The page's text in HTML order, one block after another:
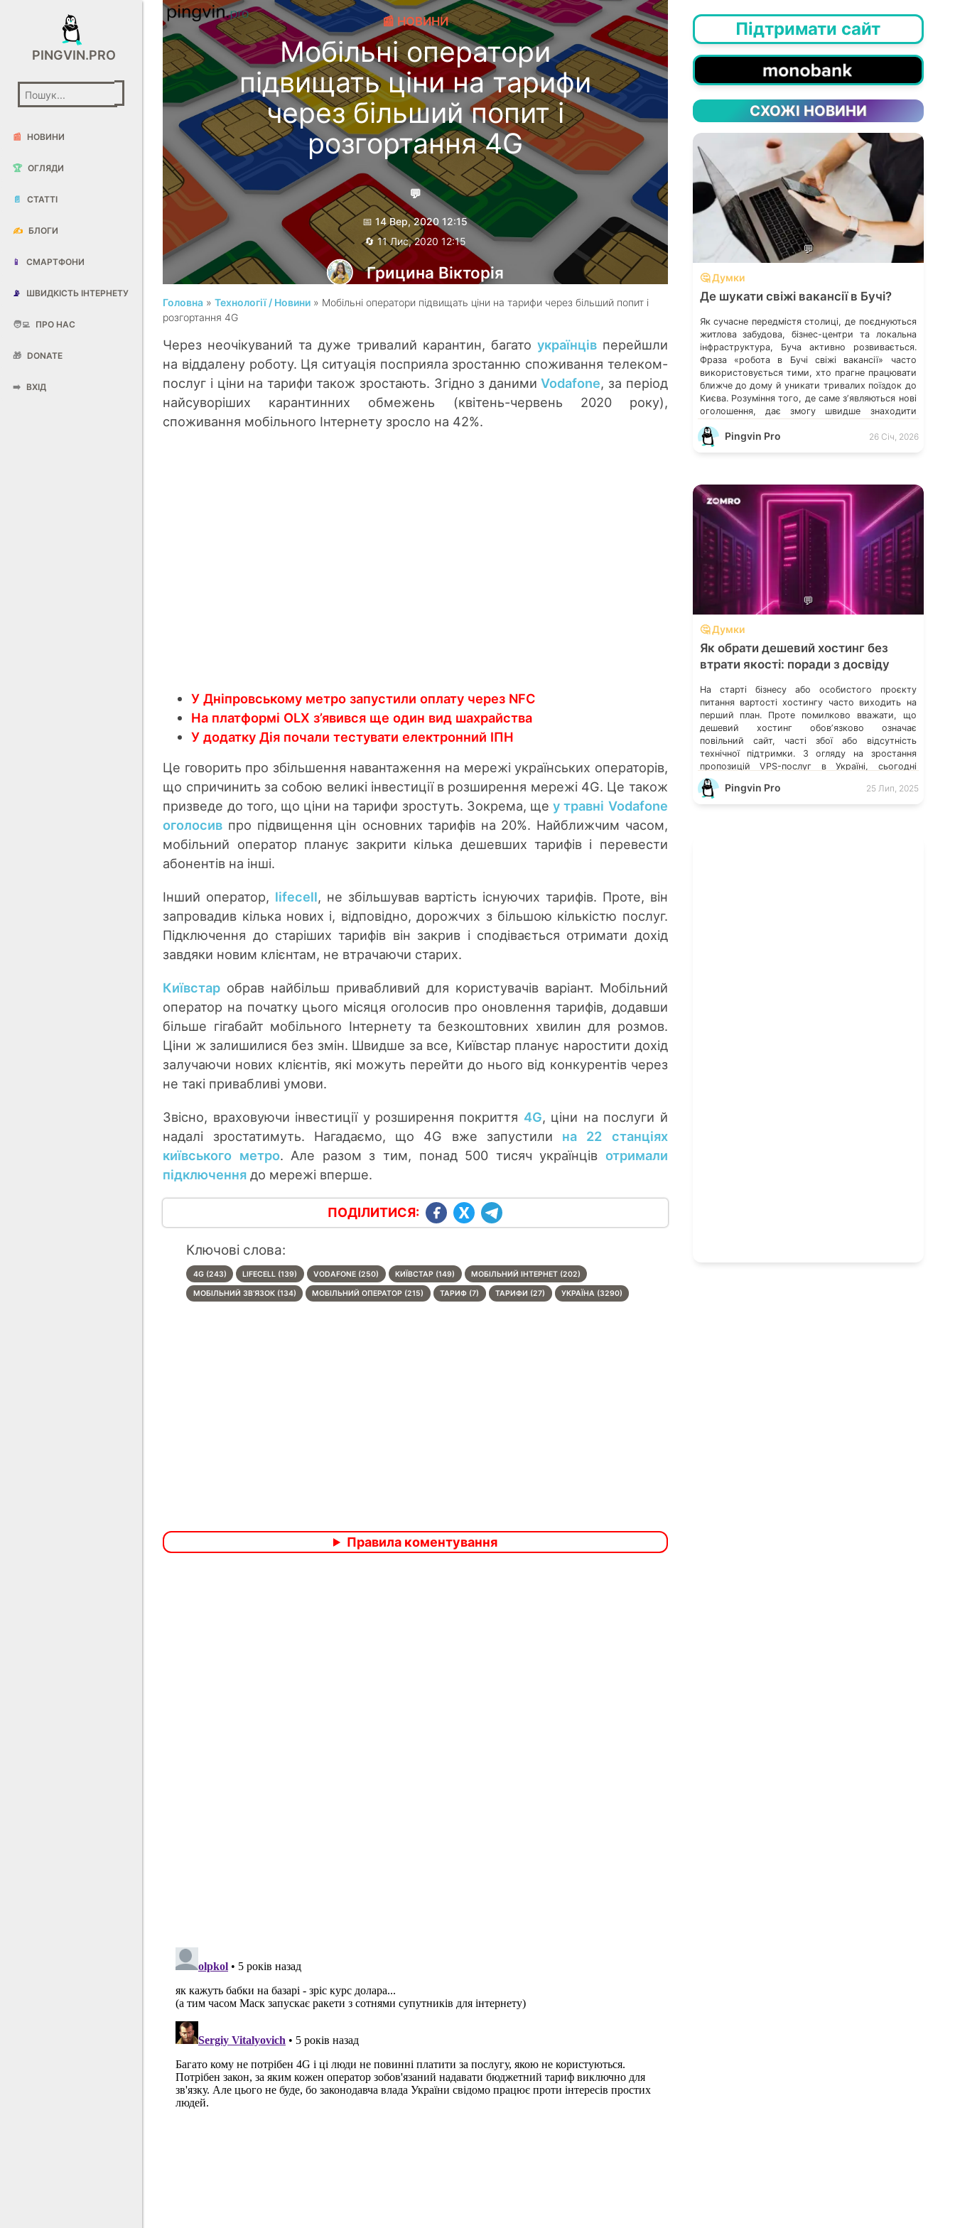
PINGVIN.PRO
📰 НОВИНИ
🏆 ОГЛЯДИ
📄 СТАТТІ
✍️ БЛОГИ
📱 СМАРТФОНИ
📡 ШВИДКІСТЬ ІНТЕРНЕТУ
🧑‍💻 ПРО НАС
🎁 DONATE
➡️ ВХІД
📰 НОВИНИ
Мобільні оператори
підвищать ціни на тарифи
через більший попит і
розгортання 4G
💬
📅 14 Вер, 2020 12:15
🔄 11 Лис, 2020 12:15
Грицина Вікторія
Головна »Технології / Новини » Мобільні оператори підвищать ціни на тарифи через більший попит і
розгортання 4G
Через неочікуваний та дуже тривалий карантин, багато українцівперейшли
на віддалену роботу. Ця ситуація посприяла зростанню споживання телеком-
послуг і ціни на тарифи також зростають. Згідно з данимиVodafone, за період
найсуворіших карантинних обмежень (квітень-червень 2020 року),
споживання мобільного Інтернету зросло на 42%.
У Дніпровському метро запустили оплату через NFC
На платформі OLX з’явився ще один вид шахрайства
У додатку Дія почали тестувати електронний ІПН
Це говорить про збільшення навантаження на мережі українських операторів,
що спричинить за собою великі інвестиції в розширення мережі 4G. Це також
призведе до того, що ціни на тарифи зростуть. Зокрема, щеу травні Vodafone
оголосив про підвищення цін основних тарифів на 20%. Найближчим часом,
мобільний оператор планує закрити кілька дешевших тарифів і перевести
абонентів на інші.
Інший оператор, lifecell, не збільшував вартість існуючих тарифів. Проте, він
запровадив кілька нових і, відповідно, дорожчих з більшою кількістю послуг.
Підключення до старіших тарифів він закрив і сподівається отримати дохід
завдяки новим клієнтам, не втрачаючи старих.
Київстар обрав найбільш привабливий для користувачів варіант. Мобільний
оператор на початку цього місяця оголосив про оновлення тарифів, додавши
більше гігабайт мобільного Інтернету та безкоштовних хвилин для розмов.
Ціни ж залишилися без змін. Швидше за все, Київстар планує наростити дохід
залучаючи нових клієнтів, які можуть перейти до нього від конкурентів через
не такі привабливі умови.
Звісно, враховуючи інвестиції у розширення покриття 4G, ціни на послуги й
надалі зростатимуть. Нагадаємо, що 4G вже запустили на 22 станціях
київського метро. Але разом з тим, понад 500 тисяч українців отримали
підключення до мережі вперше.
ПОДІЛИТИСЯ:
Ключові слова:
4G (243) LIFECELL (139) VODAFONE (250) КИЇВСТАР (149) МОБІЛЬНИЙ ІНТЕРНЕТ (202)
МОБІЛЬНИЙ ЗВʼЯЗОК (134) МОБІЛЬНИЙ ОПЕРАТОР (215) ТАРИФ (7) ТАРИФИ (27) УКРАЇНА (3290)
Правила коментування
Підтримати сайт
СХОЖІ НОВИНИ
💬
🤔 Думки
Де шукати свіжі вакансії в Бучі?
Як сучасне передмістя столиці, де поєднуються
житлова забудова, бізнес-центри та локальна
інфраструктура, Буча активно розвивається.
Фраза «робота в Бучі свіжі вакансії» часто
використовується тими, хто прагне працювати
ближче до дому й уникати тривалих поїздок до
Києва. Розуміння того, де саме зʼявляються нові
оголошення, дає змогу швидше знаходити
працевлаштування переважають у місті […]
Pingvin Pro 26 Січ, 2026
💬
🤔 Думки
Як обрати дешевий хостинг без
втрати якості: поради з досвіду
На старті бізнесу або особистого проєкту
питання вартості хостингу часто виходить на
перший план. Проте помилково вважати, що
дешевий хостинг обовʼязково означає
повільний сайт, часті збої або відсутність
технічної підтримки. З огляду на зростання
пропозицій VPS-послуг в Україні, сьогодні
можна знайти оптимальне рішення, яке поєднує
доступну ціну та стабільну роботу — важливо
Pingvin Pro 25 Лип, 2025